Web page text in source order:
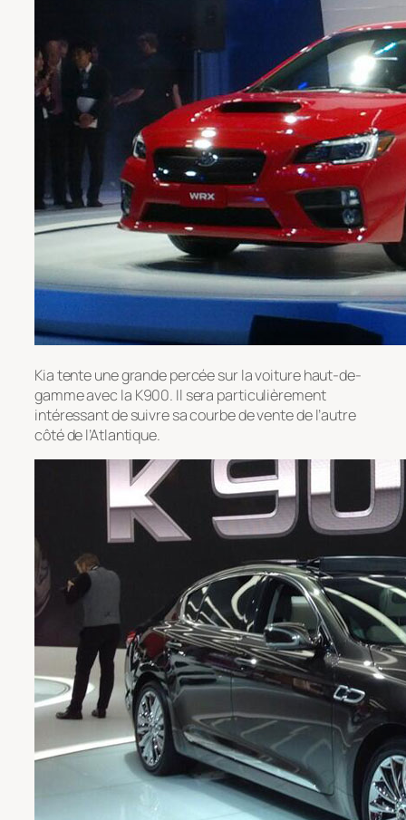
Kia tente une grande percée sur la voiture haut-de-
gamme avec la K900. Il sera particulièrement
intéressant de suivre sa courbe de vente de l’autre
côté de l’Atlantique.